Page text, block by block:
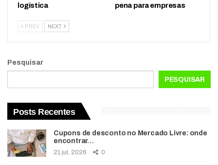
logística
pena para empresas
PREV NEXT
Pesquisar
PESQUISAR
Posts Recentes
Cupons de desconto no Mercado Livre: onde
encontrar…
21 jul, 2026 0